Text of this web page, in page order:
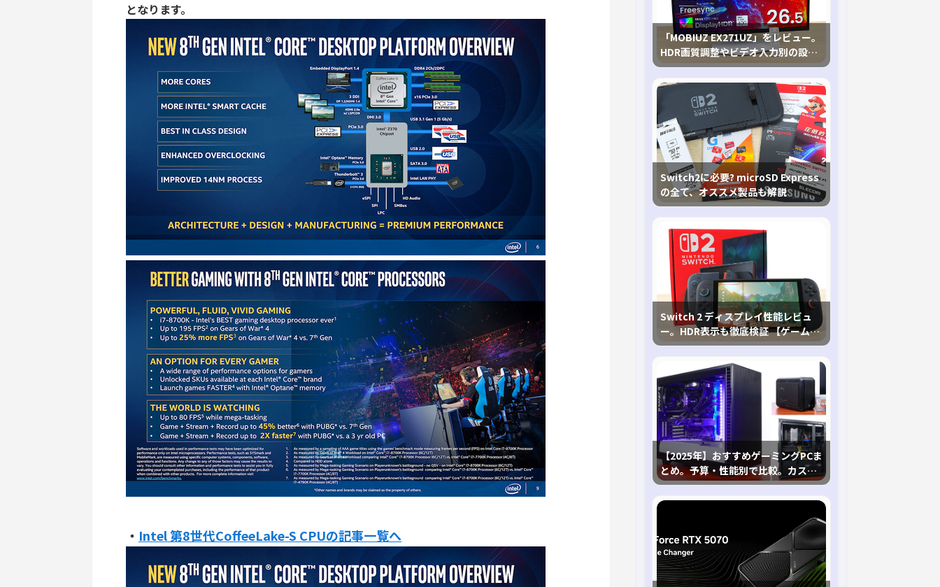
となります。
・ Intel 第8世代CoffeeLake-S CPUの記事一覧へ
「MOBIUZ EX271UZ」をレビュー。
HDR画質調整やビデオ入力別の設定
が可能な4K有機ELゲーミングモニタ
を徹底検証
Switch2に必要? microSD Express
の全て、オススメ製品も解説
Switch 2 ディスプレイ性能レビュ
ー。HDR表示も徹底検証 【ゲームに
おけるHDRの未来を切り開く1台！】
【2025年】おすすめゲーミングPCま
とめ。予算・性能別で比較。カスタ
マイズ指南も